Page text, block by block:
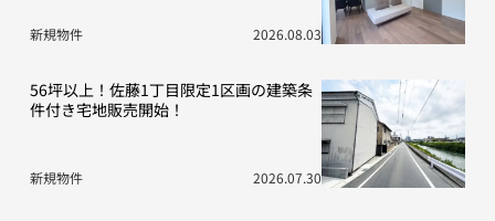
新規物件 2026.08.03
56坪以上！佐藤1丁目限定1区画の建築条
件付き宅地販売開始！
新規物件 2026.07.30